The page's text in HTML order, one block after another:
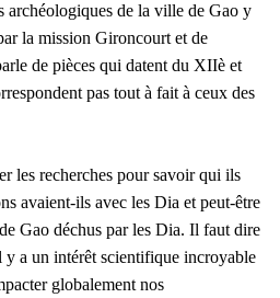
archéologiques de la ville de Gao y
la mission Gironcourt et de
de pièces qui datent du XIIè et
pas tout à fait à ceux des
les recherches pour savoir qui ils
avaient-ils avec les Dia et peut-être
Gao déchus par les Dia. Il faut dire
y a un intérêt scientifique incroyable
globalement nos